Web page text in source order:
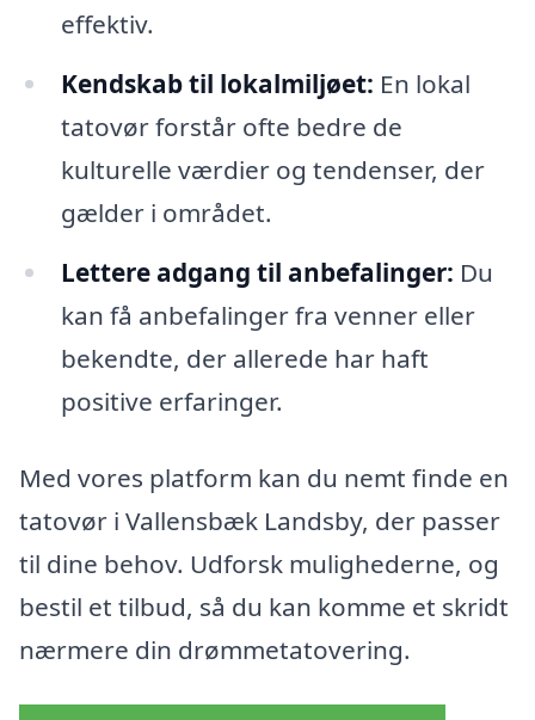
effektiv.
Kendskab til lokalmiljøet: En lokal
tatovør forstår ofte bedre de
kulturelle værdier og tendenser, der
gælder i området.
Lettere adgang til anbefalinger: Du
kan få anbefalinger fra venner eller
bekendte, der allerede har haft
positive erfaringer.
Med vores platform kan du nemt finde en
tatovør i Vallensbæk Landsby, der passer
til dine behov. Udforsk mulighederne, og
bestil et tilbud, så du kan komme et skridt
nærmere din drømmetatovering.